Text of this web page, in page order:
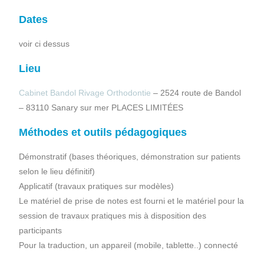
Dates
voir ci dessus
Lieu
Cabinet Bandol Rivage Orthodontie – 2524 route de Bandol
– 83110 Sanary sur mer PLACES LIMITÉES
Méthodes et outils pédagogiques
Démonstratif (bases théoriques, démonstration sur patients
selon le lieu définitif)
Applicatif (travaux pratiques sur modèles)
Le matériel de prise de notes est fourni et le matériel pour la
session de travaux pratiques mis à disposition des
participants
Pour la traduction, un appareil (mobile, tablette..) connecté